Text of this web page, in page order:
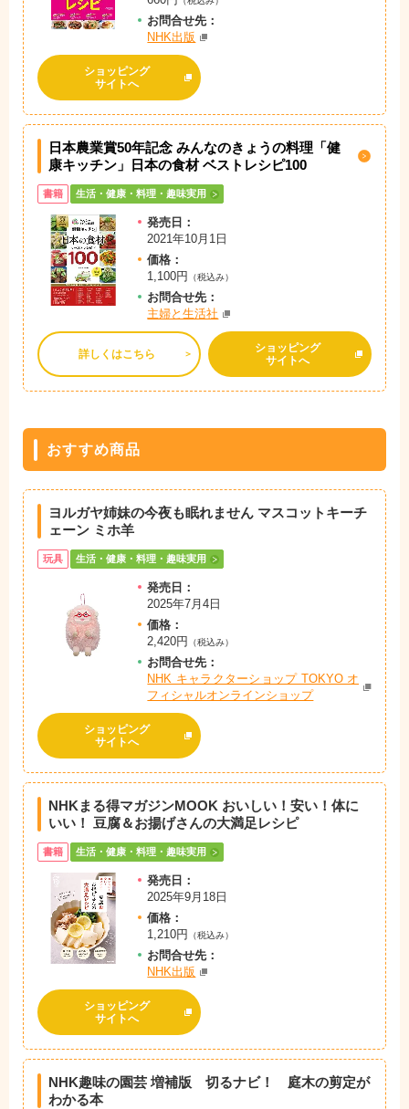
お問合せ先：
NHK出版
ショッピング
サイトへ
日本農業賞50年記念 みんなのきょうの料理「健
康キッチン」日本の食材 ベストレシピ100
書籍 生活・健康・料理・趣味実用
発売日：
2021年10月1日
価格：
1,100円
（税込み）
お問合せ先：
主婦と生活社
詳しくはこちら
ショッピング
サイトへ
おすすめ商品
ヨルガヤ姉妹の今夜も眠れません マスコットキーチ
ェーン ミホ羊
玩具 生活・健康・料理・趣味実用
発売日：
2025年7月4日
価格：
2,420円
（税込み）
お問合せ先：
NHK キャラクターショップ TOKYO オ
フィシャルオンラインショップ
ショッピング
サイトへ
NHKまる得マガジンMOOK おいしい！安い！体に
いい！ 豆腐＆お揚げさんの大満足レシピ
書籍 生活・健康・料理・趣味実用
発売日：
2025年9月18日
価格：
1,210円
（税込み）
お問合せ先：
NHK出版
ショッピング
サイトへ
NHK趣味の園芸 増補版 切るナビ！ 庭木の剪定が
わかる本